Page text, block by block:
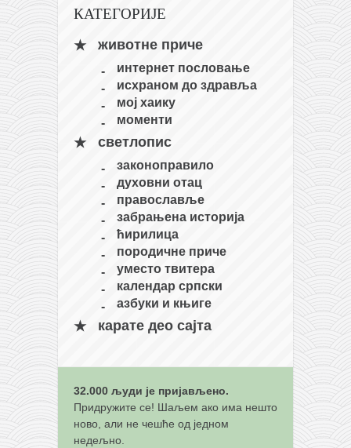
кихон
наиханчи
кушанку
темашивари
кобудо
нунчаку
тимбеи рочин
програм
чланарина
контакт
КАТЕГОРИЈЕ
животне приче
интернет пословање
исхраном до здравља
мој хаику
моменти
светлопис
законоправило
духовни отац
православље
забрањена историја
ћирилица
породичне приче
уместо твитера
календар српски
азбуки и књиге
карате део сајта
32.000 људи је пријављено.
Придружите се! Шаљем ако има нешто
ново, али не чешће од једном
недељно.